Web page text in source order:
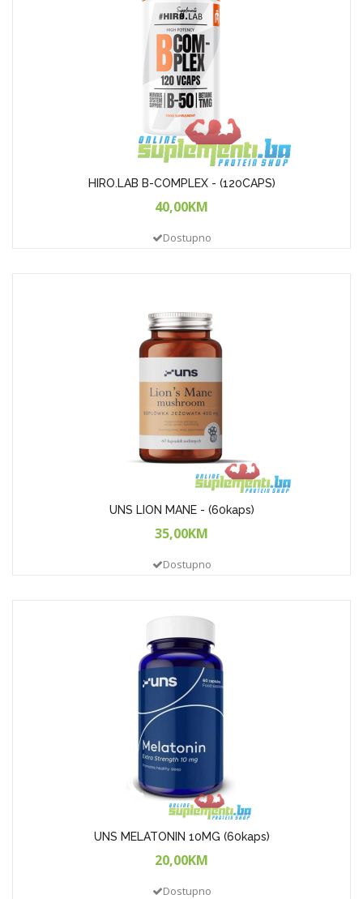
HIRO.LAB B-COMPLEX - (120CAPS)
40,00KM
Dostupno
UNS LION MANE - (60kaps)
35,00KM
Dostupno
UNS MELATONIN 10MG (60kaps)
20,00KM
Dostupno